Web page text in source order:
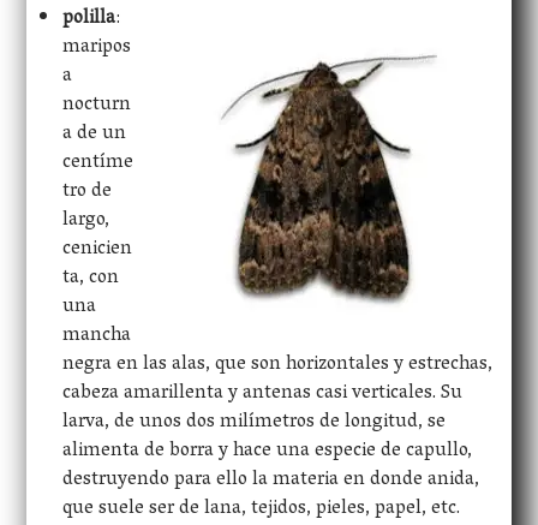
polilla:
maripos
a
nocturn
a de un
centíme
tro de
largo,
cenicien
ta, con
una
mancha
negra en las alas, que son horizontales y estrechas,
cabeza amarillenta y antenas casi verticales. Su
larva, de unos dos milímetros de longitud, se
alimenta de borra y hace una especie de capullo,
destruyendo para ello la materia en donde anida,
que suele ser de lana, tejidos, pieles, papel, etc.